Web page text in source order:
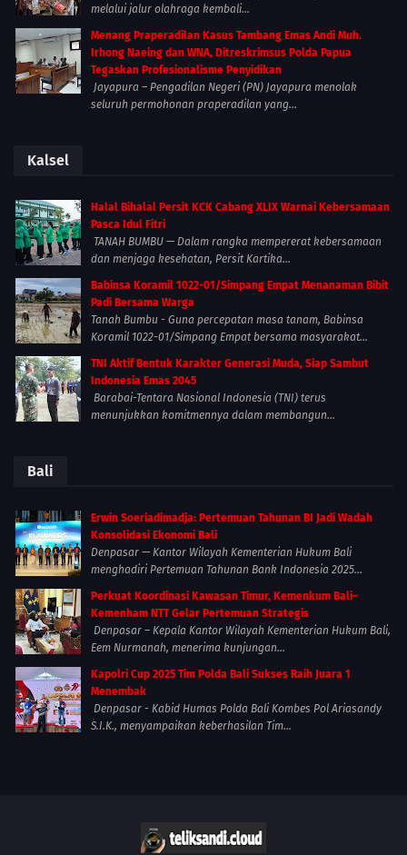
melalui jalur olahraga kembali...
Menang Praperadilan Kasus Tambang Emas Andi Muh.
Irhong Naeing dan WNA, Ditreskrimsus Polda Papua
Tegaskan Profesionalisme Penyidikan
Jayapura – Pengadilan Negeri (PN) Jayapura menolak
seluruh permohonan praperadilan yang...
Kalsel
Halal Bihalal Persit KCK Cabang XLIX Warnai Kebersamaan
Pasca Idul Fitri
TANAH BUMBU — Dalam rangka mempererat kebersamaan
dan menjaga kesehatan, Persit Kartika...
Babinsa Koramil 1022-01/Simpang Empat Menanaman Bibit
Padi Bersama Warga
Tanah Bumbu - Guna percepatan masa tanam, Babinsa
Koramil 1022-01/Simpang Empat bersama masyarakat...
TNI Aktif Bentuk Karakter Generasi Muda, Siap Sambut
Indonesia Emas 2045
Barabai-Tentara Nasional Indonesia (TNI) terus
menunjukkan komitmennya dalam membangun...
Bali
Erwin Soeriadimadja: Pertemuan Tahunan BI Jadi Wadah
Konsolidasi Ekonomi Bali
Denpasar — Kantor Wilayah Kementerian Hukum Bali
menghadiri Pertemuan Tahunan Bank Indonesia 2025...
Perkuat Koordinasi Kawasan Timur, Kemenkum Bali–
Kemenham NTT Gelar Pertemuan Strategis
Denpasar – Kepala Kantor Wilayah Kementerian Hukum Bali,
Eem Nurmanah, menerima kunjungan...
Kapolri Cup 2025 Tim Polda Bali Sukses Raih Juara 1
Menembak
Denpasar - Kabid Humas Polda Bali Kombes Pol Ariasandy
S.I.K., menyampaikan keberhasilan Tim...